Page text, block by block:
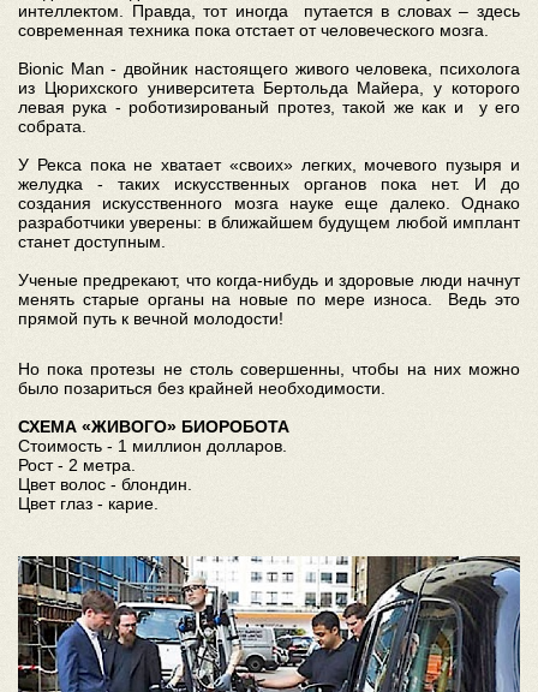
интеллектом. Правда, тот иногда путается в словах – здесь
современная техника пока отстает от человеческого мозга.
Bionic Man - двойник настоящего живого человека, психолога
из Цюрихского университета Бертольда Майера, у которого
левая рука - роботизированый протез, такой же как и у его
собрата.
У Рекса пока не хватает «своих» легких, мочевого пузыря и
желудка - таких искусственных органов пока нет. И до
создания искусственного мозга науке еще далеко. Однако
разработчики уверены: в ближайшем будущем любой имплант
станет доступным.
Ученые предрекают, что когда-нибудь и здоровые люди начнут
менять старые органы на новые по мере износа. Ведь это
прямой путь к вечной молодости!
Но пока протезы не столь совершенны, чтобы на них можно
было позариться без крайней необходимости.
СХЕМА «ЖИВОГО» БИОРОБОТА
Стоимость - 1 миллион долларов.
Рост - 2 метра.
Цвет волос - блондин.
Цвет глаз - карие.